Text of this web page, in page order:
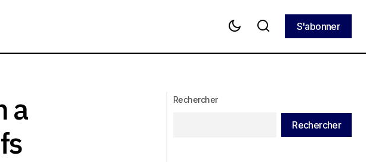
S'abonner
à vendre des actifs israéliens
a
Rechercher
Rechercher